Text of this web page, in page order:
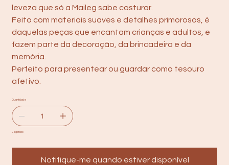
leveza que só a Maileg sabe costurar.
Feito com materiais suaves e detalhes primorosos, é
daquelas peças que encantam crianças e adultos, e
fazem parte da decoração, da brincadeira e da
memória.
Perfeito para presentear ou guardar como tesouro
afetivo.
Quantidade
Esgotado
Notifique-me quando estiver disponível